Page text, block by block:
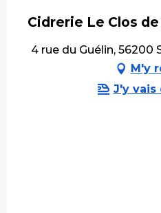
Cidrerie Le Clos
4 rue du Guélin,
M'y
J'y vais